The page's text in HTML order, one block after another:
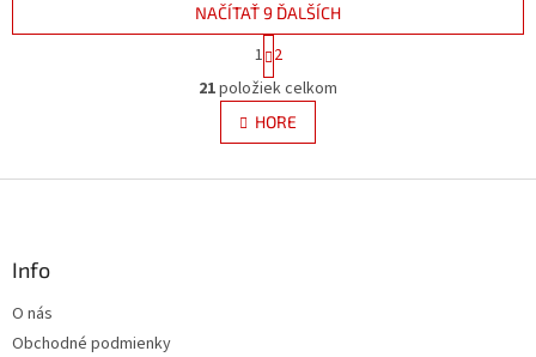
O
v
l
á
NAČÍTAŤ 9 ĎALŠÍCH
S
t
r
á
n
k
v
1 2
21položiek celkom
HORE
Info
O nás
Obchodné podmienky